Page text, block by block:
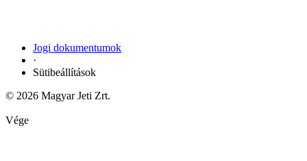
Jogi dokumentumok
·
Sütibeállítások
© 2026 Magyar Jeti Zrt.
Vége